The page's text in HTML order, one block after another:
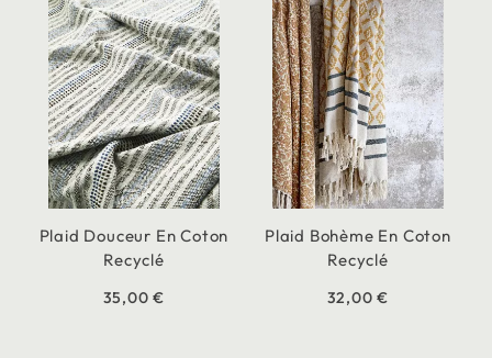
Plaid Douceur En Coton
Recyclé
35,00 €
Plaid Bohème En Coton
Recyclé
32,00 €